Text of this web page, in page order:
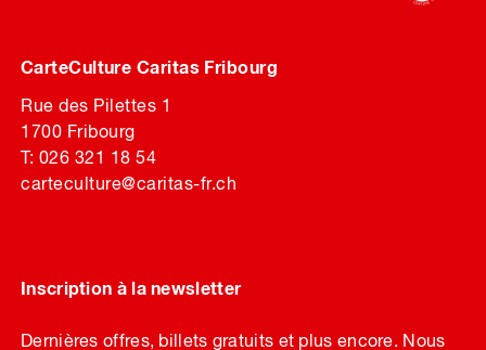
CarteCulture Caritas Fribourg
Rue des Pilettes 1
1700 Fribourg
T: 026 321 18 54
carteculture@caritas-fr.ch
Inscription à la newsletter
Dernières offres, billets gratuits et plus encore. Nous